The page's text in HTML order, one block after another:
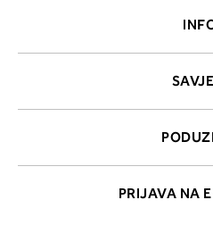
PRIJAVA NA